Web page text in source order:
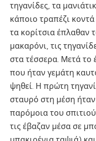
τηγανίδες, τα
κάποιο τραπέζι
τα κορίτσια έπλαθαν
μακαρόνι, τις
στα τέσσερα. Μετά το
που ήταν γεμάτη
ψηθεί. Η πρώτη
σταυρό στη μέση
παρόμοια του
τις έβαζαν μέσα σε